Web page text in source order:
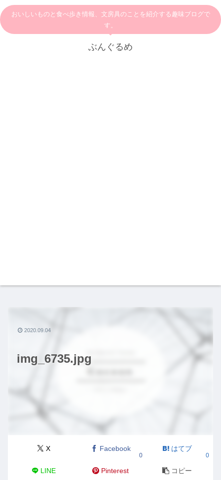
おいしいものと食べ歩き情報、文房具のことを紹介する趣味ブログで
す。
ぶんぐるめ
img_6735.jpg
X Facebook
0
はてブ
0
LINE Pinterest コピー
2020.09.04